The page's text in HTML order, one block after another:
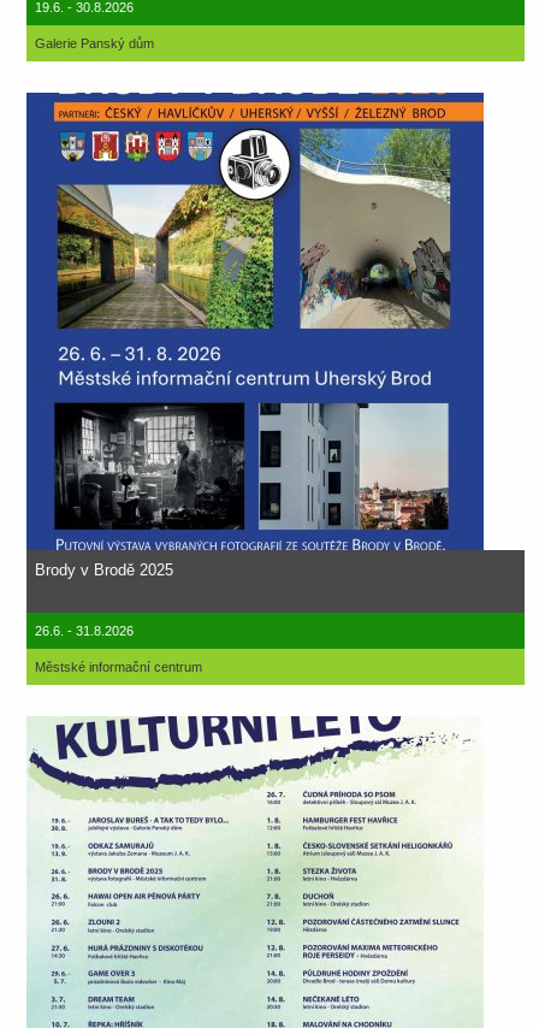
19.6. - 30.8.2026
Galerie Panský dům
Brody v Brodě 2025
26.6. - 31.8.2026
Městské informační centrum